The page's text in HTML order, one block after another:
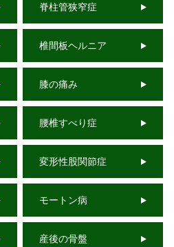
脊柱管狭窄症
椎間板ヘルニア
膝の痛み
腰椎すべり症
変形性股関節症
モートン病
産後の骨盤